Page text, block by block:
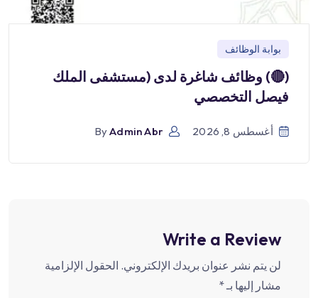
بوابة الوظائف
(🔴) وظائف شاغرة لدى (مستشفى الملك
فيصل التخصصي
أغسطس 8, 2026 ByAdmin Abr
Write a Review
لن يتم نشر عنوان بريدك الإلكتروني. الحقول الإلزامية
مشار إليها بـ*